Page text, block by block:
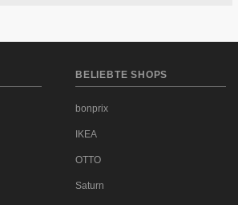
BELIEBTE SHOPS
bonprix
IKEA
OTTO
Saturn